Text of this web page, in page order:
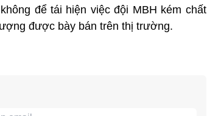
để tái hiện việc đội MBH kém chất
được bày bán trên thị trường.